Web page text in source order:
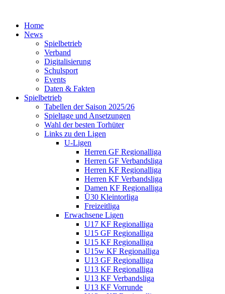
Home
News
Spielbetrieb
Verband
Digitalisierung
Schulsport
Events
Daten & Fakten
Spielbetrieb
Tabellen der Saison 2025/26
Spieltage und Ansetzungen
Wahl der besten Torhüter
Links zu den Ligen
U-Ligen
Herren GF Regionalliga
Herren GF Verbandsliga
Herren KF Regionalliga
Herren KF Verbandsliga
Damen KF Regionalliga
Ü30 Kleintorliga
Freizeitliga
Erwachsene Ligen
U17 KF Regionalliga
U15 GF Regionalliga
U15 KF Regionalliga
U15w KF Regionalliga
U13 GF Regionalliga
U13 KF Regionalliga
U13 KF Verbandsliga
U13 KF Vorrunde